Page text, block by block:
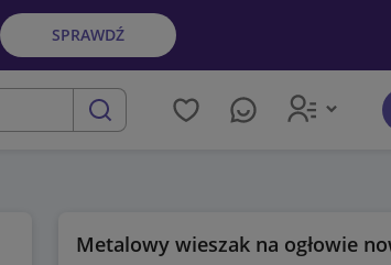
SPRAWDŹ
szukaj
Metalowy wieszak na ogłowie